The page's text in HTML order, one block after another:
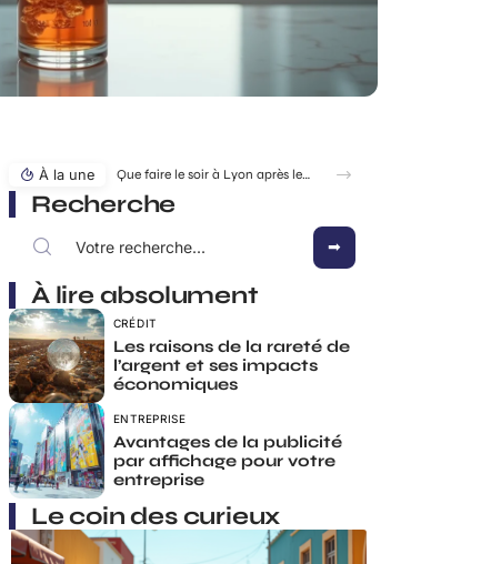
À la une Que faire le soir à Lyon après le travail pour décompresser vraiment ?
Recherche
À lire absolument
CRÉDIT
Les raisons de la rareté de
l’argent et ses impacts
économiques
ENTREPRISE
Avantages de la publicité
par affichage pour votre
entreprise
Le coin des curieux